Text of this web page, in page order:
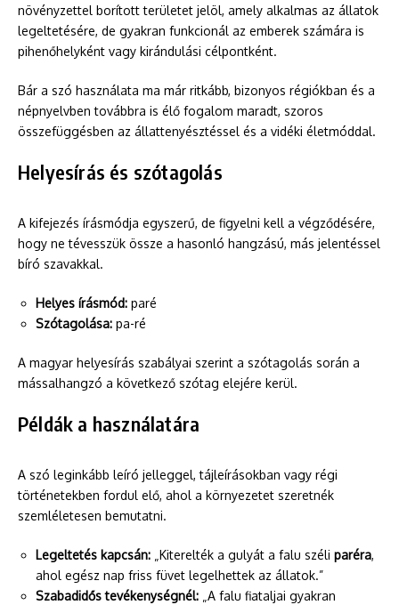
növényzettel borított területet jelöl, amely alkalmas az állatok
legeltetésére, de gyakran funkcionál az emberek számára is
pihenőhelyként vagy kirándulási célpontként.
Bár a szó használata ma már ritkább, bizonyos régiókban és a
népnyelvben továbbra is élő fogalom maradt, szoros
összefüggésben az állattenyésztéssel és a vidéki életmóddal.
Helyesírás és szótagolás
A kifejezés írásmódja egyszerű, de figyelni kell a végződésére,
hogy ne tévesszük össze a hasonló hangzású, más jelentéssel
bíró szavakkal.
Helyes írásmód: paré
Szótagolása: pa-ré
A magyar helyesírás szabályai szerint a szótagolás során a
mássalhangzó a következő szótag elejére kerül.
Példák a használatára
A szó leginkább leíró jelleggel, tájleírásokban vagy régi
történetekben fordul elő, ahol a környezetet szeretnék
szemléletesen bemutatni.
Legeltetés kapcsán: „Kiterelték a gulyát a falu széli paréra,
ahol egész nap friss füvet legelhettek az állatok.”
Szabadidős tevékenységnél: „A falu fiataljai gyakran